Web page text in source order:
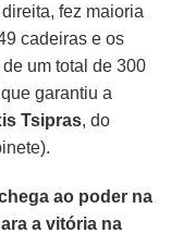
fez maioria
cadeiras e os
um total de 300
garantiu a
Tsipras, do
ao poder na
a vitória na